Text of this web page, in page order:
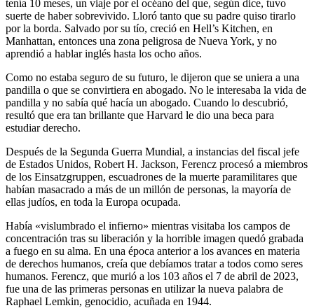
tenía 10 meses, un viaje por el océano del que, según dice, tuvo
suerte de haber sobrevivido. Lloró tanto que su padre quiso tirarlo
por la borda. Salvado por su tío, creció en Hell’s Kitchen, en
Manhattan, entonces una zona peligrosa de Nueva York, y no
aprendió a hablar inglés hasta los ocho años.
Como no estaba seguro de su futuro, le dijeron que se uniera a una
pandilla o que se convirtiera en abogado. No le interesaba la vida de
pandilla y no sabía qué hacía un abogado. Cuando lo descubrió,
resultó que era tan brillante que Harvard le dio una beca para
estudiar derecho.
Después de la Segunda Guerra Mundial, a instancias del fiscal jefe
de Estados Unidos, Robert H. Jackson, Ferencz procesó a miembros
de los Einsatzgruppen, escuadrones de la muerte paramilitares que
habían masacrado a más de un millón de personas, la mayoría de
ellas judíos, en toda la Europa ocupada.
Había «vislumbrado el infierno» mientras visitaba los campos de
concentración tras su liberación y la horrible imagen quedó grabada
a fuego en su alma. En una época anterior a los avances en materia
de derechos humanos, creía que debíamos tratar a todos como seres
humanos. Ferencz, que murió a los 103 años el 7 de abril de 2023,
fue una de las primeras personas en utilizar la nueva palabra de
Raphael Lemkin, genocidio, acuñada en 1944.